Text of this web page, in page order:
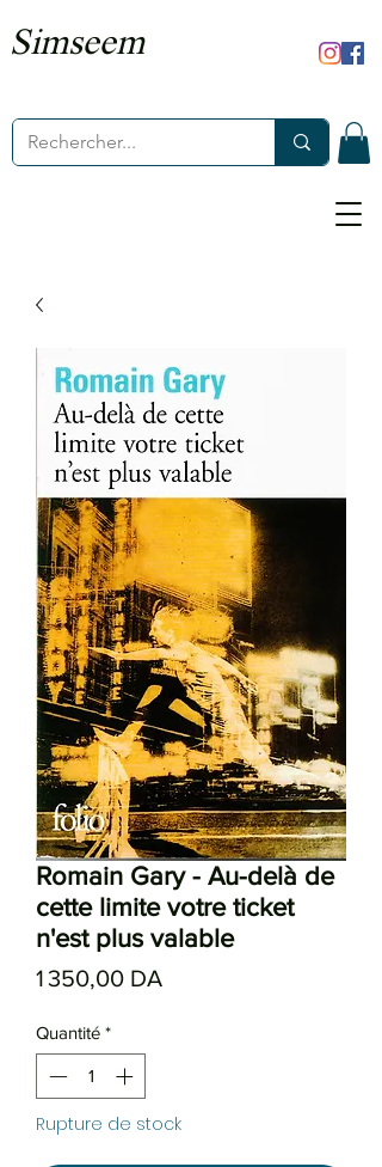
Simseem
Romain Gary - Au-delà de
cette limite votre ticket
n'est plus valable
1 350,00 DA
Quantité *
Rupture de stock